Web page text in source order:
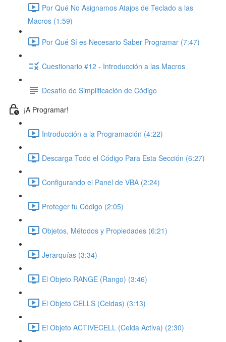
Por Qué No Asignamos Atajos de Teclado a las
Macros (1:59)
Por Qué Sí es Necesario Saber Programar (7:47)
Cuestionario #12 - Introducción a las Macros
Desafío de Simplificación de Código
¡A Programar!
Introducción a la Programación (4:22)
Descarga Todo el Código Para Esta Sección (6:27)
Configurando el Panel de VBA (2:24)
Proteger tu Código (2:05)
Objetos, Métodos y Propiedades (6:21)
Jerarquías (3:34)
El Objeto RANGE (Rango) (3:46)
El Objeto CELLS (Celdas) (3:13)
El Objeto ACTIVECELL (Celda Activa) (2:30)